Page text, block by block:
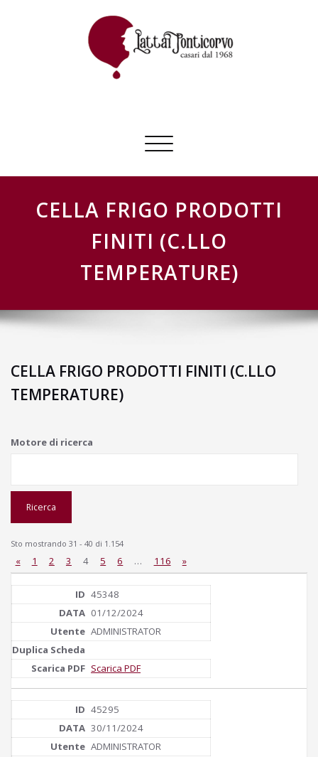
Commuta
navigazione
CELLA FRIGO PRODOTTI
FINITI (C.LLO
TEMPERATURE)
CELLA FRIGO PRODOTTI FINITI (C.LLO
TEMPERATURE)
Motore di ricerca
Sto mostrando 31 - 40 di 1.154
« 1 2 3 4 5 6 … 116 »
45348
01/12/2024
ADMINISTRATOR
Scarica PDF
45295
30/11/2024
ADMINISTRATOR